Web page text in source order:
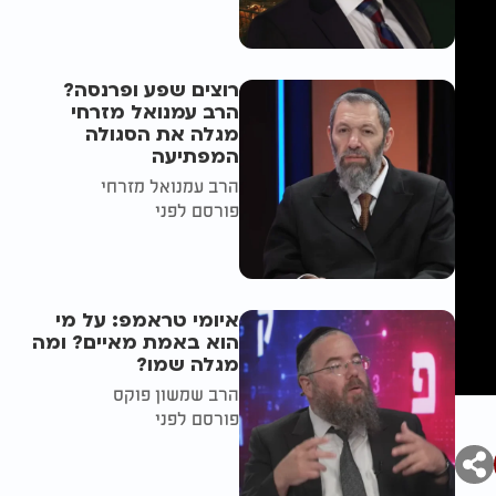
רוצים שפע ופרנסה?
הרב עמנואל מזרחי
מגלה את הסגולה
המפתיעה
הרב עמנואל מזרחי
פורסם לפני
איומי טראמפ: על מי
הוא באמת מאיים? ומה
מגלה שמו?
הרב שמשון פוקס
פורסם לפני